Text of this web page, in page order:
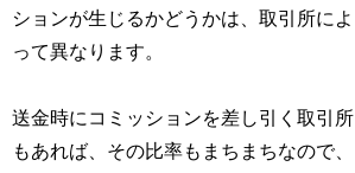
ションが生じるかどうかは、取引所によ
って異なります。
送金時にコミッションを差し引く取引所
もあれば、その比率もまちまちなので、